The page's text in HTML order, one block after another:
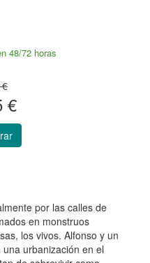
48/72 horas
€
por las calles de
en monstruos
los vivos. Alfonso y un
urbanización en el